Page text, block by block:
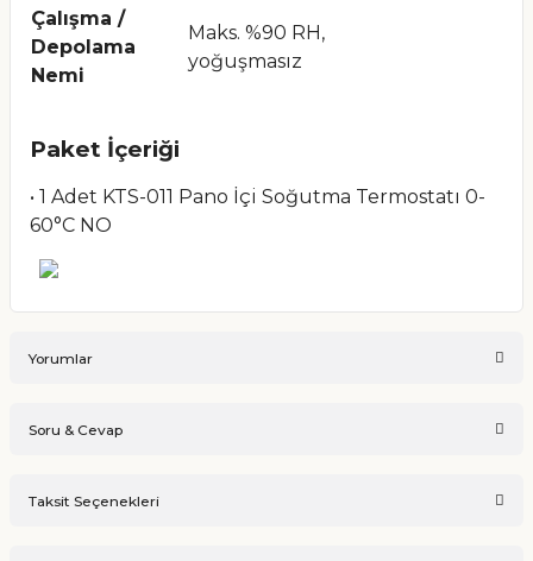
Çalışma /
Depolama
Nemi
Maks. %90 RH,
yoğuşmasız
Paket İçeriği
• 1 Adet KTS-011 Pano İçi Soğutma Termostatı 0-
60°C NO
Yorumlar
Soru & Cevap
Taksit Seçenekleri